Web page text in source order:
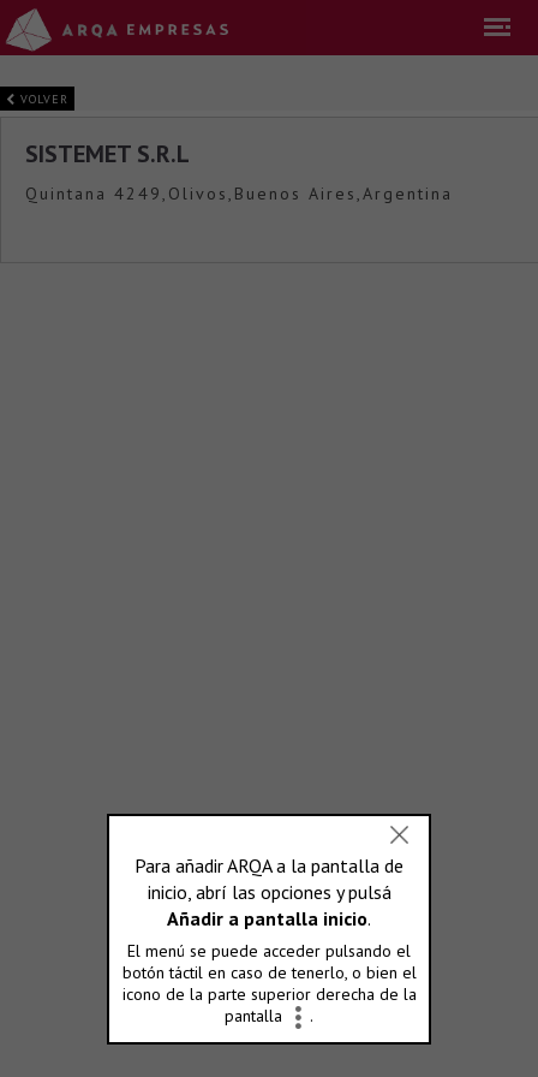
VOLVER
SISTEMET S.R.L
Quintana 4249,Olivos,Buenos Aires,Argentina